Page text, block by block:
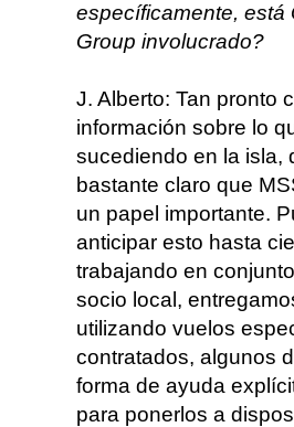
específicamente, está
Group involucrado?
J. Alberto: Tan pronto
información sobre lo
sucediendo en la isla,
bastante claro que
un papel importante.
anticipar esto hasta
trabajando en
socio local,
utilizando vuelos
contratados, algunos
forma de ayuda
para ponerlos a